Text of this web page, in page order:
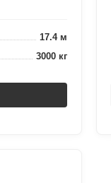
17.4 м
3000 кг